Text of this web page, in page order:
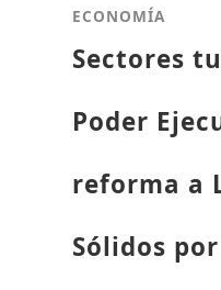
ECONOMÍA
Sectores
Poder
reforma a
Sólidos